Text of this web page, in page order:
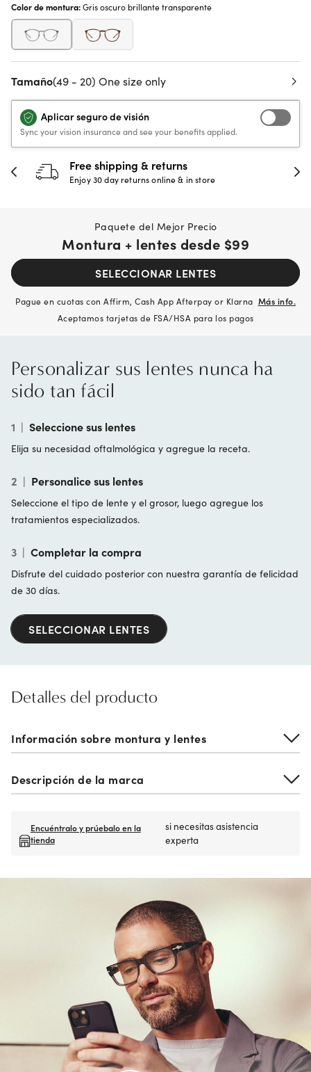
Color de montura:Gris oscuro brillante transparente
Tamaño(49 - 20) One size only
Aplicar seguro de visión
Sync your vision insurance and see your benefits applied.
30-day happiness guarantee
Full refund or replacement within 30 days
Paquete del Mejor Precio
Montura + lentes desde $99
SELECCIONAR LENTES
Pague en cuotas con Affirm, Cash App Afterpay or Klarna Más info.
Aceptamos tarjetas de FSA/HSA para los pagos
Personalizar sus lentes nunca ha
sido tan fácil
1 | Seleccione sus lentes
Elija su necesidad oftalmológica y agregue la receta.
2 | Personalice sus lentes
Seleccione el tipo de lente y el grosor, luego agregue los
tratamientos especializados.
3 | Completar la compra
Disfrute del cuidado posterior con nuestra garantía de felicidad
de 30 días.
SELECCIONAR LENTES
Detalles del producto
Información sobre montura y lentes
Descripción de la marca
Encuéntralo y prúebalo en la
tienda
si necesitas asistencia
experta